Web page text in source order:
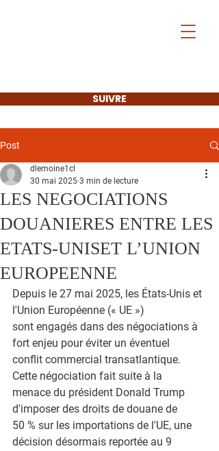
SUIVRE
Post
LES NEGOCIATIONS
DOUANIERES ENTRE LES
ETATS-UNISET L’UNION
EUROPEENNE
dlemoine1cl
30 mai 2025 3 min de lecture
Depuis le 27 mai 2025, les États-Unis et
l'Union Européenne (« UE »)
sont engagés dans des négociations à
fort enjeu pour éviter un éventuel
conflit commercial transatlantique.
Cette négociation fait suite à la
menace du président Donald Trump
d'imposer des droits de douane de
50 % sur les importations de l'UE, une
décision désormais reportée au 9